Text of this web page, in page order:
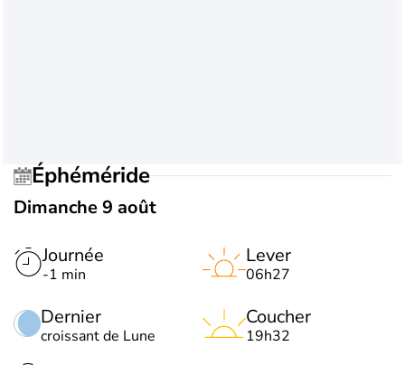
Éphéméride
Dimanche 9 août
Journée
-1 min
Dernier
croissant de Lune
Lever
06h27
Coucher
19h32